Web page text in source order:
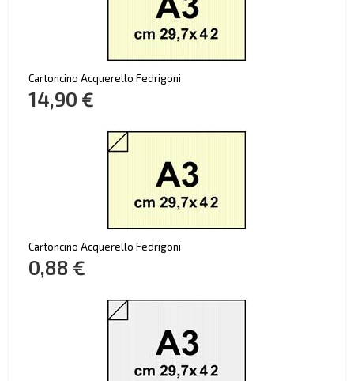
Cartoncino Acquerello Fedrigoni
14,90 €
Cartoncino Acquerello Fedrigoni
0,88 €